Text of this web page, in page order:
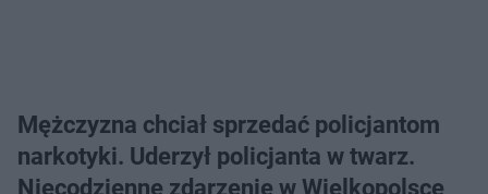
Mężczyzna chciał sprzedać policjantom
narkotyki. Uderzył policjanta w twarz.
Niecodzienne zdarzenie w Wielkopolsce